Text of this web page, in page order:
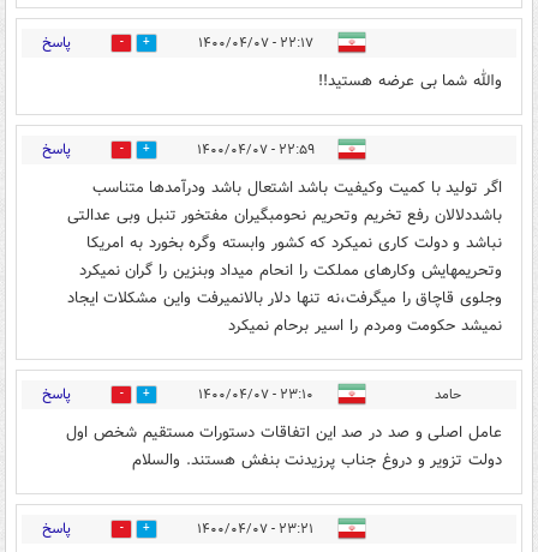
۲۲:۱۷ - ۱۴۰۰/۰۴/۰۷ 13 پاسخ
والله شما بی عرضه هستید!!
۲۲:۵۹ - ۱۴۰۰/۰۴/۰۷ 4 پاسخ
اگر تولید با کمیت وکیفیت باشد اشتعال باشد ودرآمدها متناسب
باشددلالان رفع تخریم وتحریم نحومبگیران مفتخور تنبل وبی عدالتی
نباشد و دولت کاری نمیکرد که کشور وابسته وگره بخورد به امریکا
وتحریمهایش وکارهای مملکت را انحام میداد وبنزین را گران نمیکرد
وجلوی قاچاق را میگرفت،نه تنها دلار بالانمیرفت واین مشکلات ایجاد
نمیشد حکومت ومردم را اسیر برحام نمیکرد
حامد ۲۳:۱۰ - ۱۴۰۰/۰۴/۰۷ 8 پاسخ
عامل اصلی و صد در صد این اتفاقات دستورات مستقیم شخص اول
دولت تزویر و دروغ جناب پرزیدنت بنفش هستند. والسلام
۲۳:۲۱ - ۱۴۰۰/۰۴/۰۷ 14 پاسخ